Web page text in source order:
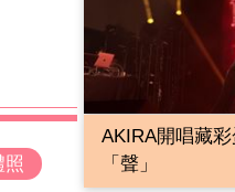
照
AKIRA開唱藏
「聲」